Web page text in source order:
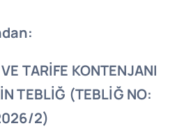
TARİFE KONTENJANI
TEBLİĞ (TEBLİĞ NO:
2)